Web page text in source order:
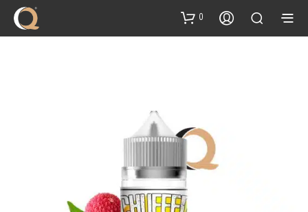
content
0